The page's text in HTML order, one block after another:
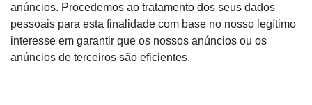
anúncios. Procedemos ao tratamento dos seus dados
pessoais para esta finalidade com base no nosso legítimo
interesse em garantir que os nossos anúncios ou os
anúncios de terceiros são eficientes.